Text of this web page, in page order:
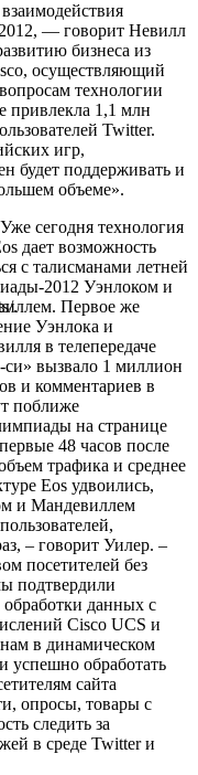
— говорит Невилл
бизнеса из
осуществляющий
технологии
привлекла 1,1 млн
Twitter.
игр,
будет поддерживать и
объеме».
технология
дает возможность
с талисманами летней
2012 Уэнлоком и
Первое же
Уэнлока и
в телепередаче
си» вызвало 1 миллион
и комментариев в
поближе
на странице
48 часов после
трафика и среднее
Eos удвоились,
и Мандевиллем
– говорит Уилер. –
посетителей без
подтвердили
обработки данных с
Cisco UCS и
в динамическом
успешно обработать
сайта
опросы, товары с
следить за
в среде Twitter и